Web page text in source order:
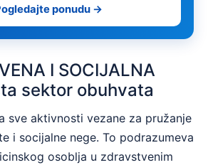
ponudu →
I SOCIJALNA
sektor obuhvata
sve aktivnosti vezane za pružanje
i socijalne nege. To podrazumeva
osoblja u zdravstvenim